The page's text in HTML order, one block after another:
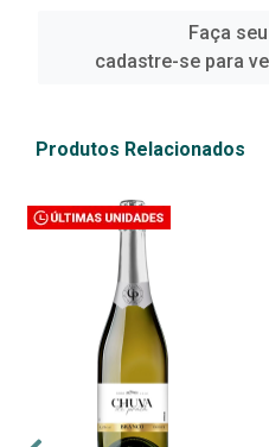
Faça
cadastre-se para
Produtos Relacionados